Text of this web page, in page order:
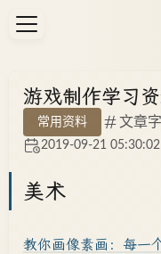
游戏制作学习
常用资料 文章
2019-09-21 05:30:02
美术
教你画像素画：每一